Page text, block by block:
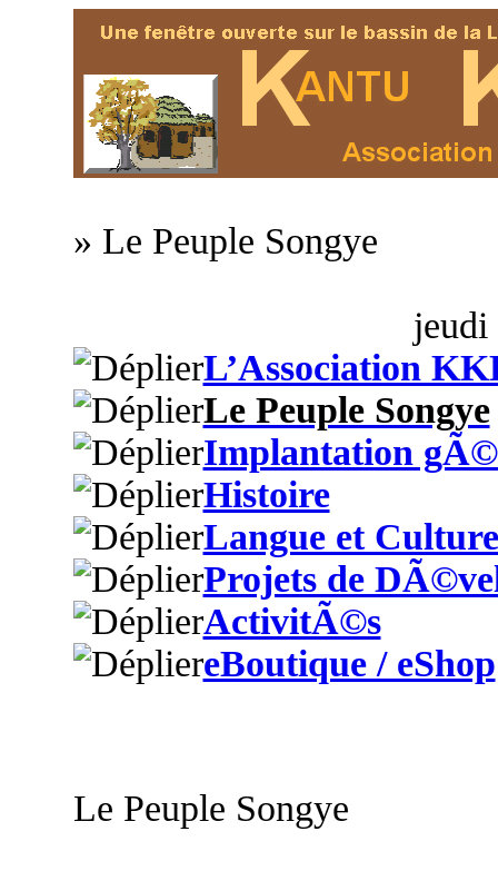
» Le Peuple Songye
jeudi
L’Association
Le Peuple Songye
Implantation
Histoire
Langue et Culture
Projets de
ActivitÃ©s
eBoutique / eShop
Le Peuple Songye